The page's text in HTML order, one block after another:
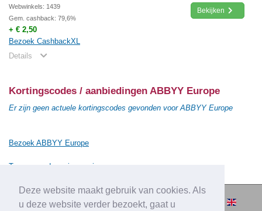
Deze website maakt gebruik van cookies. Als
u deze website verder bezoekt, gaat u
Webwinkels: 1439
Gem. cashback: 79,6%
+ € 2,50
Bezoek CashbackXL
Details
Bekijken
Kortingscodes / aanbiedingen ABBYY Europe
Er zijn geen actuele kortingscodes gevonden voor ABBYY Europe
Bezoek ABBYY Europe
Terug naar de vorige pagina
© 2010-2026 Cashbacksvergelijken.nl -